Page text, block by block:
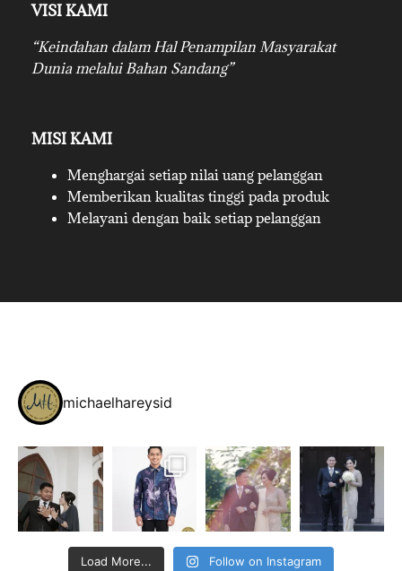
VISI KAMI
“Keindahan dalam Hal Penampilan Masyarakat
Dunia melalui Bahan Sandang”
MISI KAMI
Menghargai setiap nilai uang pelanggan
Memberikan kualitas tinggi pada produk
Melayani dengan baik setiap pelanggan
michaelhareysid
Load More... Follow on Instagram